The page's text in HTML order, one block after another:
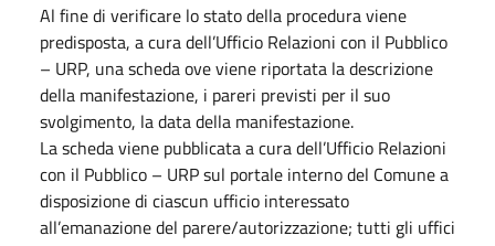
Al fine di verificare lo stato della procedura viene
predisposta, a cura dell’Ufficio Relazioni con il Pubblico
– URP, una scheda ove viene riportata la descrizione
della manifestazione, i pareri previsti per il suo
svolgimento, la data della manifestazione.
La scheda viene pubblicata a cura dell’Ufficio Relazioni
con il Pubblico – URP sul portale interno del Comune a
disposizione di ciascun ufficio interessato
all’emanazione del parere/autorizzazione; tutti gli uffici